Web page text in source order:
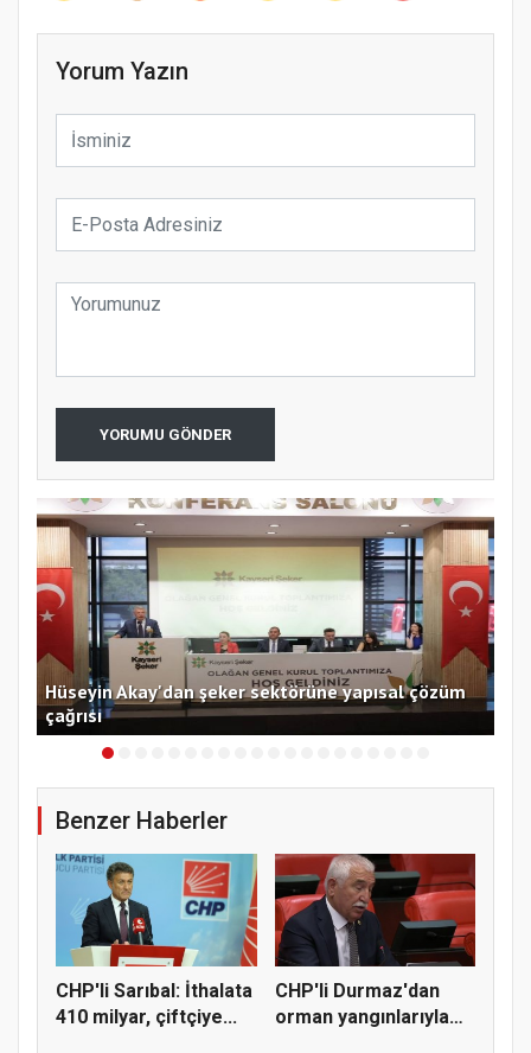
Yorum Yazın
YORUMU GÖNDER
Hüseyin Akay'dan şeker sektörüne yapısal çözüm
çağrısı
Benzer Haberler
CHP'li Sarıbal: İthalata
410 milyar, çiftçiye...
CHP'li Durmaz'dan
orman yangınlarıyla